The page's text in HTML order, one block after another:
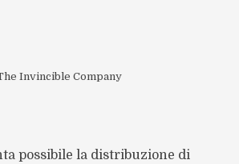
Invincible Company
possibile la distribuzione di